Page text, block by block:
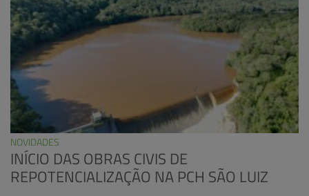
NOVIDADES
INÍCIO DAS OBRAS CIVIS DE
REPOTENCIALIZAÇÃO NA PCH SÃO LUIZ